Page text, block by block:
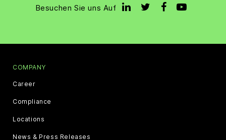
Besuchen Sie uns Auf
COMPANY
Career
Compliance
Locations
News & Press Releases